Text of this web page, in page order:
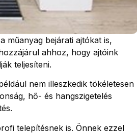
műanyag bejárati ajtókat is,
ahhoz, hogy ajtóink
teljesíteni.
nem illeszkedik tökéletesen
hő- és hangszigetelés
telepítésnek is. Önnek ezzel